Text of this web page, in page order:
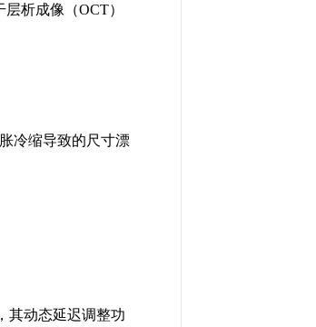
层析成像（OCT）
冷缩导致的尺寸漂
其动态延迟调整功